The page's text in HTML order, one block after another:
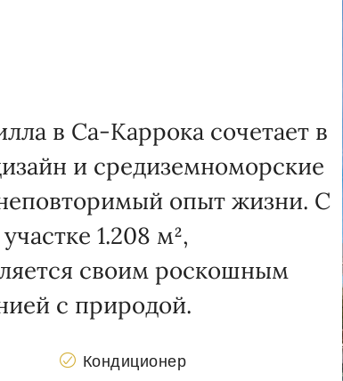
в Са-Каррока сочетает в
и средиземноморские
опыт жизни. С
1.208 м²,
своим роскошным
с природой.
Кондиционер